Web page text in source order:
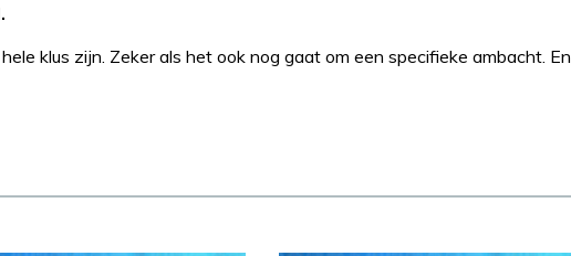
klus zijn. Zeker als het ook nog gaat om een specifieke ambacht. En